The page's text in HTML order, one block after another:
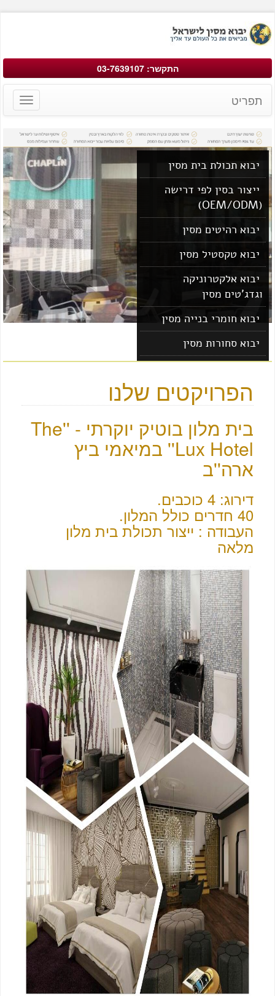
התקשר: 03-7639107
Toggle
תפריט
יבוא תכולת בית מסין
ייצור בסין לפי דרישה
יבוא רהיטים מסין
יבוא טקסטיל מסין
יבוא אלקטרוניקה
וגדג'טים מסין
יבוא חומרי בנייה מסין
יבוא סחורות מסין
הפרויקטים שלנו
בית מלון בוטיק יוקרתי - ''The
Lux Hotel'' במיאמי ביץ
ארה''ב
דירוג: 4 כוכבים.
40 חדרים כולל המלון.
העבודה : ייצור תכולת בית מלון
מלאה